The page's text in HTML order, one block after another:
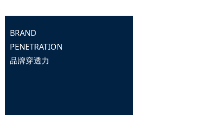
BRAND
PENETRATION
品牌穿透力